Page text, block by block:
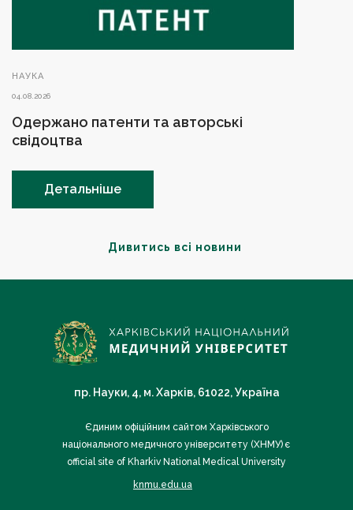
Дивитись всі новини
НАУКА
04.08.2026
Одержано патенти та авторські
свідоцтва
Детальніше
пр. Науки, 4, м. Харків, 61022, Україна
Єдиним офіційним сайтом Харківського
національного медичного університету (ХНМУ) є
official site of Kharkiv National Medical University
knmu.edu.ua